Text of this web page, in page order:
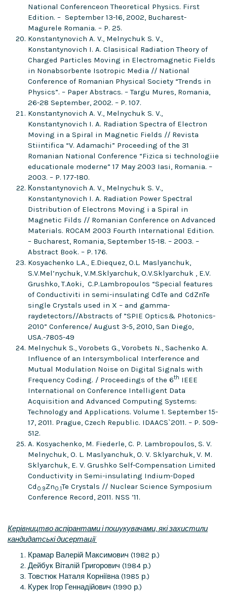
National Conferenceon Theoretical Physics. First
Edition. – September 13-16, 2002, Bucharest-
Magurele Romania. – P. 25.
Konstantynovich A. V., Melnychuk S. V.,
Konstantynovich I. A. Clasisical Radiation Theory of
Charged Particles Moving in Electromagnetic Fields
in Nonabsorbente Isotropic Media // National
Conference of Romanian Physical Society “Trends in
Physics”. – Paper Abstracs. – Targu Mures, Romania,
26-28 September, 2002. – P. 107.
Konstantynovich A. V., Melnychuk S. V.,
Konstantynovich I. A. Radiation Spectra of Electron
Moving in a Spiral in Magnetic Fields // Revista
Stiintifica “V. Adamachi” Proceeding of the 31
Romanian National Conference “Fizica si technologiie
educationale moderne” 17 May 2003 Iasi, Romania. –
2003. – P. 177-180.
Кonstantynovich A. V., Melnychuk S. V.,
Konstantynovich I. A. Radiation Power Speсtral
Distribution of Electrons Moving i a Spiral in
Magnetic Filds // Romanian Conference on Advanced
Materials. ROCAM 2003 Fourth International Edition.
– Bucharest, Romania, September 15-18. – 2003. –
Abstract Book. – P. 176.
Kosyachenko L.A., E.Diequez, O.L. Maslyanchuk,
S.V.Mel’nychuk, V.M.Sklyarchuk, O.V.Sklyarchuk , E.V.
Grushko, T.Aoki, C.P.Lambropoulos “Special features
of Conductiviti in semi-insulating CdTe and CdZnTe
single Crystals used in X – and gamma-
raydetectors//Abstracts of ”SPIE Optics& Photonics-
2010” Conference/ August 3-5, 2010, San Diego,
USA.-7805-49
Melnychuk S., Vorobets G., Vorobets N., Sachenko A.
Influence of an Intersymbolical Interference and
Mutual Modulation Noise on Digital Signals with
Frequency Coding. / Proceedings of the 6th IEEE
International on Conference Intelligent Data
Acquisition and Advanced Computing Systems:
Technology and Applications. Volume 1. September 15-
17, 2011. Prague, Czech Republic. IDAACS`2011. – P. 509-
512.
A. Kosyachenko, M. Fiederle, C. P. Lambropoulos, S. V.
Melnychuk, O. L. Maslyanchuk, O. V. Sklyarchuk, V. M.
Sklyarchuk, E. V. Grushko Self-Compensation Limited
Conductivity in Semi-insulating Indium-Doped
Cd 0.9Zn0.1Te Crystals // Nuclear Science Symposium
Conference Record, 2011. NSS ’11.
Керівництво аспірантами і пошукувачами, які захистили
кандидатські дисертації
Крамар Валерій Максимович (1982 р.)
Дейбук Віталій Григорович (1984 р.)
Товстюк Наталя Корніївна (1985 р.)
Курек Ігор Геннадійович (1990 р.)